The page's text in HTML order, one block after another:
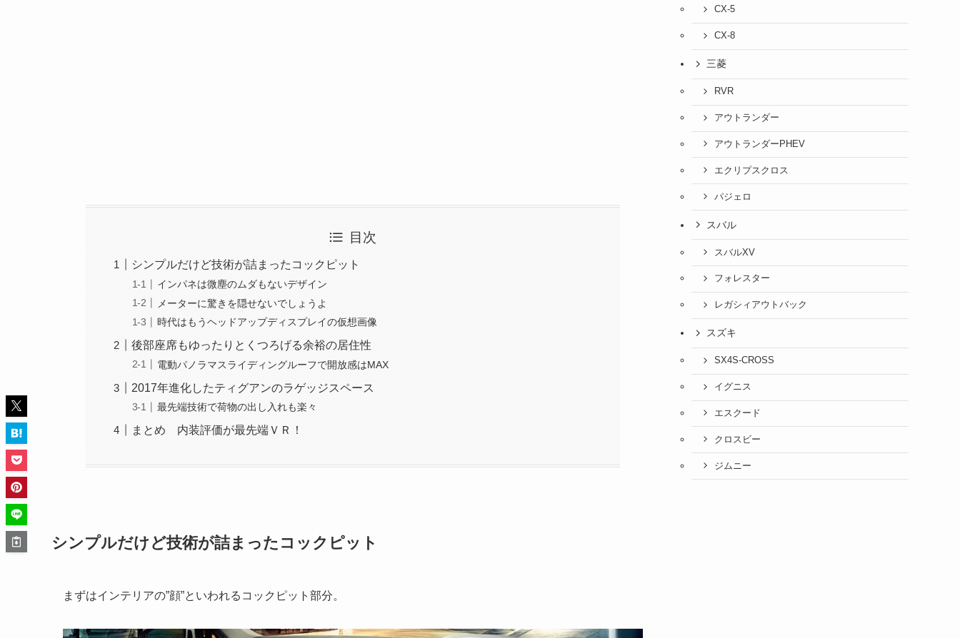
目次
シンプルだけど技術が詰まったコックピット
インパネは微塵のムダもないデザイン
メーターに驚きを隠せないでしょうよ
時代はもうヘッドアップディスプレイの仮想画像
後部座席もゆったりとくつろげる余裕の居住性
電動パノラマスライディングルーフで開放感はMAX
2017年進化したティグアンのラゲッジスペース
最先端技術で荷物の出し入れも楽々
まとめ 内装評価が最先端ＶＲ！
シンプルだけど技術が詰まったコックピット
まずはインテリアの”顔”といわれるコックピット部分。
CX-5
CX-8
三菱
RVR
アウトランダー
アウトランダーPHEV
エクリプスクロス
パジェロ
スバル
スバルXV
フォレスター
レガシィアウトバック
スズキ
SX4S-CROSS
イグニス
エスクード
クロスビー
ジムニー